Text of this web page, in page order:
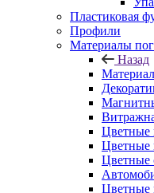
Пластиковая
Профили
Материалы
Назад
Цветные
Цветные
Цветные
Цветные